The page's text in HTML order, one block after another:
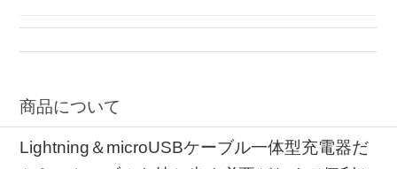
商品について
Lightning＆microUSBケーブル一体型充電器だ